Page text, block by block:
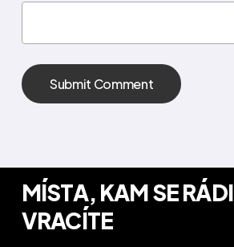
MÍSTA, KAM SE RÁDI
VRACÍTE